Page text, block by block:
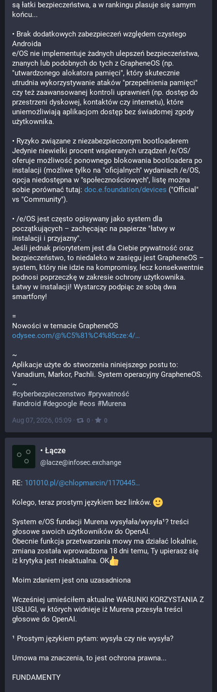
są łatki bezpieczeństwa, a w rankingu plasuje się samym
końcu...
• Brak dodatkowych zabezpieczeń względem czystego
Androida
e/OS nie implementuje żadnych ulepszeń bezpieczeństwa,
znanych lub podobnych do tych z GrapheneOS (np.
"utwardzonego alokatora pamięci", który skutecznie
utrudnia wykorzystywanie ataków "przepełnienia pamięci"
czy też zaawansowanej kontroli uprawnień (np. dostęp do
przestrzeni dyskowej, kontaktów czy internetu), które
uniemożliwiają aplikacjom dostęp bez świadomej zgody
użytkownika.
• Ryzyko związane z niezabezpieczonym bootloaderem
Jedynie niewielki procent wspieranych urządzeń /e/OS/
oferuje możliwość ponownego blokowania bootloadera po
instalacji (możliwe tylko na "oficjalnych" wydaniach /e/OS,
opcja niedostępna w "społecznościowych", listę można
sobie porównać tutaj: ⁨⁨ doc.e.foundation/devices⁩⁩ ("Official"
vs "Community").
• /e/OS jest często opisywany jako system dla
początkujących – zachęcając na papierze "łatwy w
instalacji i przyjazny".
Jeśli jednak priorytetem jest dla Ciebie prywatność oraz
bezpieczeństwo, to niedaleko w zasięgu jest GrapheneOS –
system, który nie idzie na kompromisy, lecz konsekwentnie
podnosi poprzeczkę w zakresie ochrony użytkownika.
Łatwy w instalacji! Wystarczy podpiąc ze sobą dwa
smartfony!
=
Nowości w temacie GrapheneOS
odysee.com/@%C5%81%C4%85cze:4/
~
Aplikacje użyte do stworzenia niniejszego postu to:
Vanadium, Markor, Pachli. System operacyjny GrapheneOS.
~
#cyberbezpieczenstwo #prywatność
#android #degoogle #eos #Murena
Aug 07, 2026, 05:09 · 0 · 0
• Łącze
@ lacze@infosec.exchange
RE: 101010.pl/@chlopmarcin/1170445
Kolego, teraz prostym językiem bez linków.
System e/OS fundacji Murena wysyłała/wysyła¹? treści
głosowe swoich użytkowników do OpenAI.
Obecnie funkcja przetwarzania mowy ma działać lokalnie,
zmiana została wprowadzona 18 dni temu, Ty upierasz się
iż krytyka jest nieaktualna. OK
Moim zdaniem jest ona uzasadniona
Wcześniej umieściłem aktualne WARUNKI KORZYSTANIA Z
USŁUGI, w których widnieje iż Murena przesyła treści
głosowe do OpenAI.
¹ Prostym językiem pytam: wysyła czy nie wysyła?
Umowa ma znaczenia, to jest ochrona prawna...
FUNDAMENTY